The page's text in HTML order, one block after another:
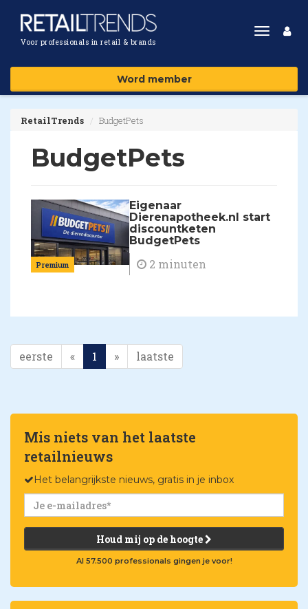
Voor professionals in retail & brands
Toggle
Word member
RetailTrends BudgetPets
BudgetPets
Premium
Eigenaar
Dierenapotheek.nl start
discountketen
BudgetPets
2 minuten
eerste « 1 » laatste
Mis niets van het laatste
retailnieuws
Het belangrijkste nieuws, gratis in je inbox
Houd mij op de hoogte
Al 57.500 professionals gingen je voor!